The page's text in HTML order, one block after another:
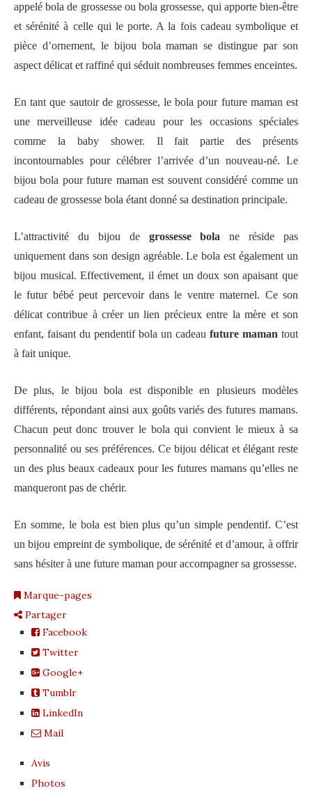
appelé bola de grossesse ou bola grossesse, qui apporte bien-être
et sérénité à celle qui le porte. A la fois cadeau symbolique et
pièce d’ornement, le bijou bola maman se distingue par son
aspect délicat et raffiné qui séduit nombreuses femmes enceintes.
En tant que sautoir de grossesse, le bola pour future maman est
une merveilleuse idée cadeau pour les occasions spéciales
comme la baby shower. Il fait partie des présents
incontournables pour célébrer l’arrivée d’un nouveau-né. Le
bijou bola pour future maman est souvent considéré comme un
cadeau de grossesse bola étant donné sa destination principale.
L’attractivité du bijou de grossesse bola ne réside pas
uniquement dans son design agréable. Le bola est également un
bijou musical. Effectivement, il émet un doux son apaisant que
le futur bébé peut percevoir dans le ventre maternel. Ce son
délicat contribue à créer un lien précieux entre la mère et son
enfant, faisant du pendentif bola un cadeau future maman tout
à fait unique.
De plus, le bijou bola est disponible en plusieurs modèles
différents, répondant ainsi aux goûts variés des futures mamans.
Chacun peut donc trouver le bola qui convient le mieux à sa
personnalité ou ses préférences. Ce bijou délicat et élégant reste
un des plus beaux cadeaux pour les futures mamans qu’elles ne
manqueront pas de chérir.
En somme, le bola est bien plus qu’un simple pendentif. C’est
un bijou empreint de symbolique, de sérénité et d’amour, à offrir
sans hésiter à une future maman pour accompagner sa grossesse.
Marque-pages
Partager
Facebook
Twitter
Google+
Tumblr
LinkedIn
Mail
Avis
Photos